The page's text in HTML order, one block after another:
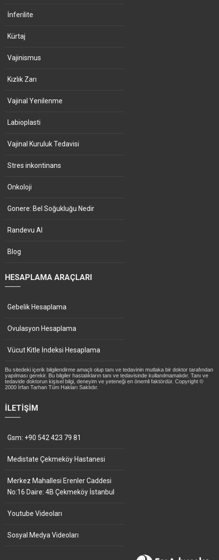
İnferilite
Kürtaj
Vajinismus
Kızlık Zarı
Vajinal Yenilenme
Labioplasti
Vajinal Kuruluk Tedavisi
Stres inkontinans
Onkoloji
Gonere: Bel Soğukluğu Nedir
Randevu Al
Blog
HESAPLAMA ARAÇLARI
Gebelik Hesaplama
Ovulasyon Hesaplama
Vücut Kitle İndeksi Hesaplama
Bu sitedeki içerik bilgilendirme amaçlı olup tanı ve tedavinin mutlaka bir doktor tarafından
yapılması gerekir. Bu bilgiler hastalıkların tanı ve tedavisinde kullanılmamalıdır. Tanı ve
tedavide doktorun kişisel bilgi, deneyim ve yeteneği en önemli faktördür. Copyright ©
2000 İrfan Tarhan Tüm Hakları Saklıdır.
İLETIŞIM
Gsm: +90 542 423 79 81
Medistate Çekmeköy Hastanesi
Merkez Mahallesi Erenler Caddesi
No:16 Daire: 4B Çekmeköy İstanbul
Youtube Videoları
Sosyal Medya Videoları